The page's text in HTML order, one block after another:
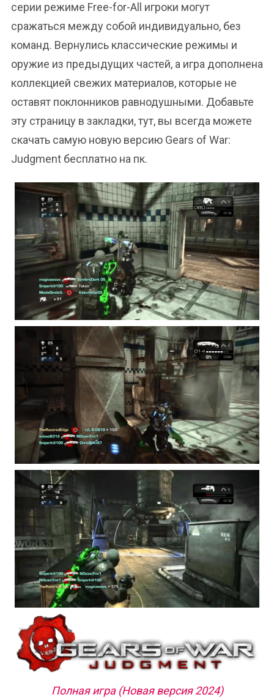
серии режиме Free-for-All игроки могут
сражаться между собой индивидуально, без
команд. Вернулись классические режимы и
оружие из предыдущих частей, а игра дополнена
коллекцией свежих материалов, которые не
оставят поклонников равнодушными. Добавьте
эту страницу в закладки, тут, вы всегда можете
скачать самую новую версию Gears of War:
Judgment бесплатно на пк.
Полная игра (Новая версия 2024)